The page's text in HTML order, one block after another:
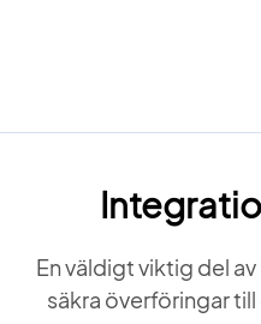
En väldigt viktig del
säkra överföringar